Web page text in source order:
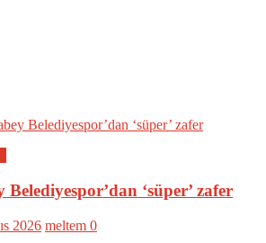
‘süper’ zafer
2026 meltem 0